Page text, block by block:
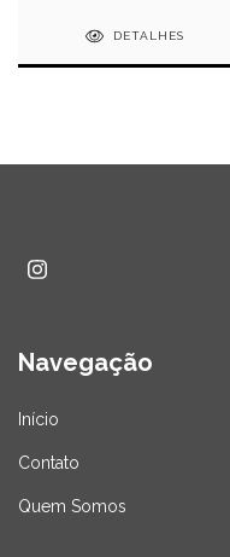
DETALHES
Navegação
Início
Contato
Quem Somos